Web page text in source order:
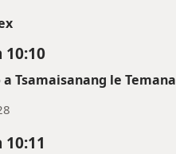
10:10
Tsamaisanang le Temana